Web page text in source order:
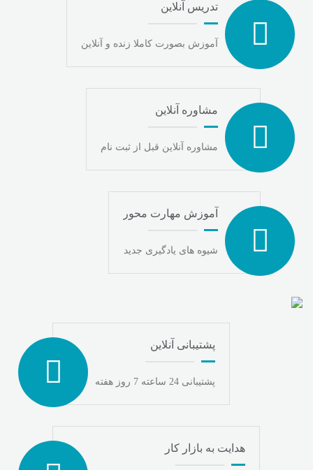
تدریس آنلاین
آموزش بصورت کاملا زنده و آنلاین
مشاوره آنلاین
مشاوره آنلاین قبل از ثبت نام
آموزش مهارت محور
شیوه های یادگیری جدید
پشتیبانی آنلاین
پشتیبانی 24 ساعته 7 روز هفته
هدایت به بازار کار